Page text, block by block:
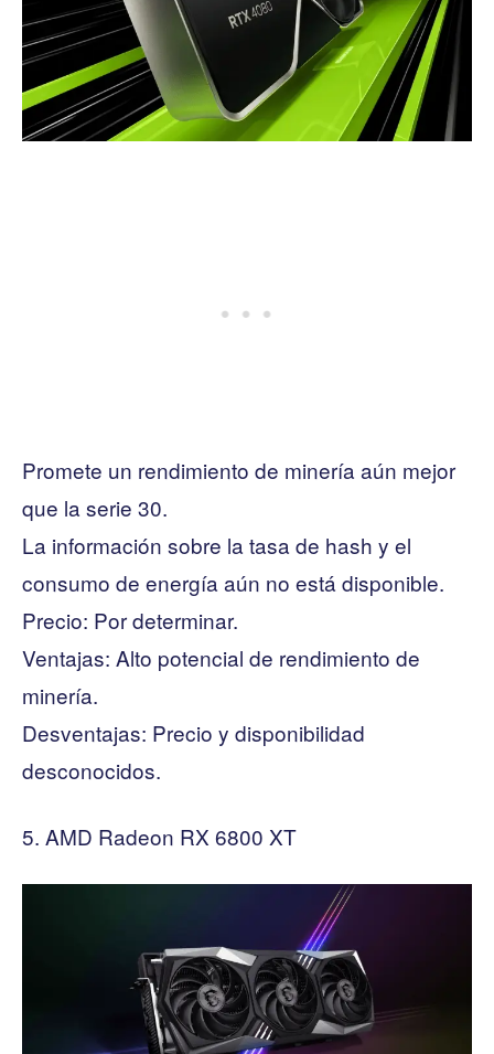
Promete un rendimiento de minería aún mejor
que la serie 30.
La información sobre la tasa de hash y el
consumo de energía aún no está disponible.
Precio: Por determinar.
Ventajas: Alto potencial de rendimiento de
minería.
Desventajas: Precio y disponibilidad
desconocidos.
AMD Radeon RX 6800 XT